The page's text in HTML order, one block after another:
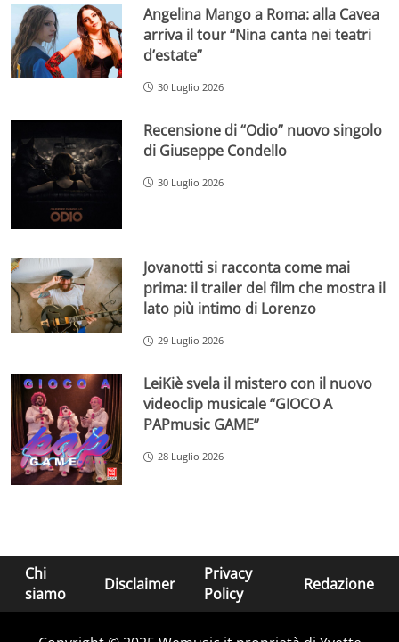
Angelina Mango a Roma: alla Cavea
arriva il tour “Nina canta nei teatri
d’estate”
30 Luglio 2026
Recensione di “Odio” nuovo singolo
di Giuseppe Condello
30 Luglio 2026
Jovanotti si racconta come mai
prima: il trailer del film che mostra il
lato più intimo di Lorenzo
29 Luglio 2026
LeiKiè svela il mistero con il nuovo
videoclip musicale “GIOCO A
PAPmusic GAME”
28 Luglio 2026
Chi
siamo
Disclaimer
Privacy
Policy
Redazione